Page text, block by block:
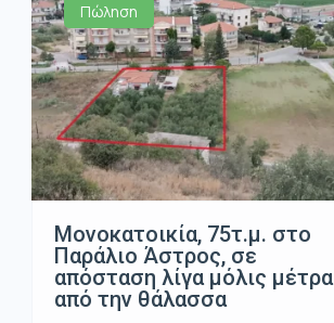
Πώληση
Μονοκατοικία, 75τ.μ. στο
Παράλιο Άστρος, σε
απόσταση λίγα μόλις μέτρα
από την θάλασσα